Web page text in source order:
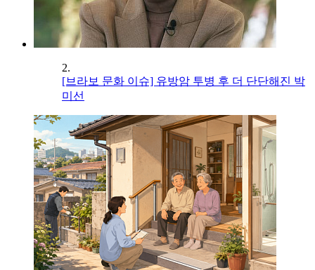
2.
[브라보 문화 이슈] 유방암 투병 후 더 단단해진 박
미선